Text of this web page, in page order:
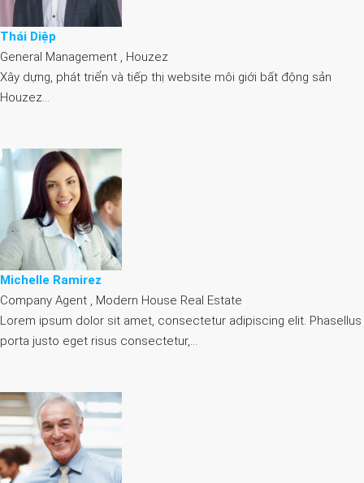
Thái Diệp
General Management , Houzez
Xây dựng, phát triển và tiếp thị website môi giới bất động sản
Houzez…
Michelle Ramirez
Company Agent , Modern House Real Estate
Lorem ipsum dolor sit amet, consectetur adipiscing elit. Phasellus
porta justo eget risus consectetur,…